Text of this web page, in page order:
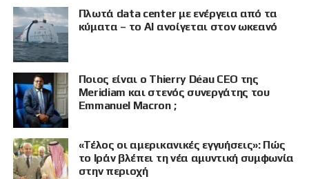
Πλωτά data center με ενέργεια από τα
κύματα – το AI ανοίγεται στον ωκεανό
Ποιος είναι ο Thierry Déau CEO της
Meridiam και στενός συνεργάτης του
Emmanuel Macron ;
«Τέλος οι αμερικανικές εγγυήσεις»: Πώς
το Ιράν βλέπει τη νέα αμυντική συμφωνία
στην περιοχή